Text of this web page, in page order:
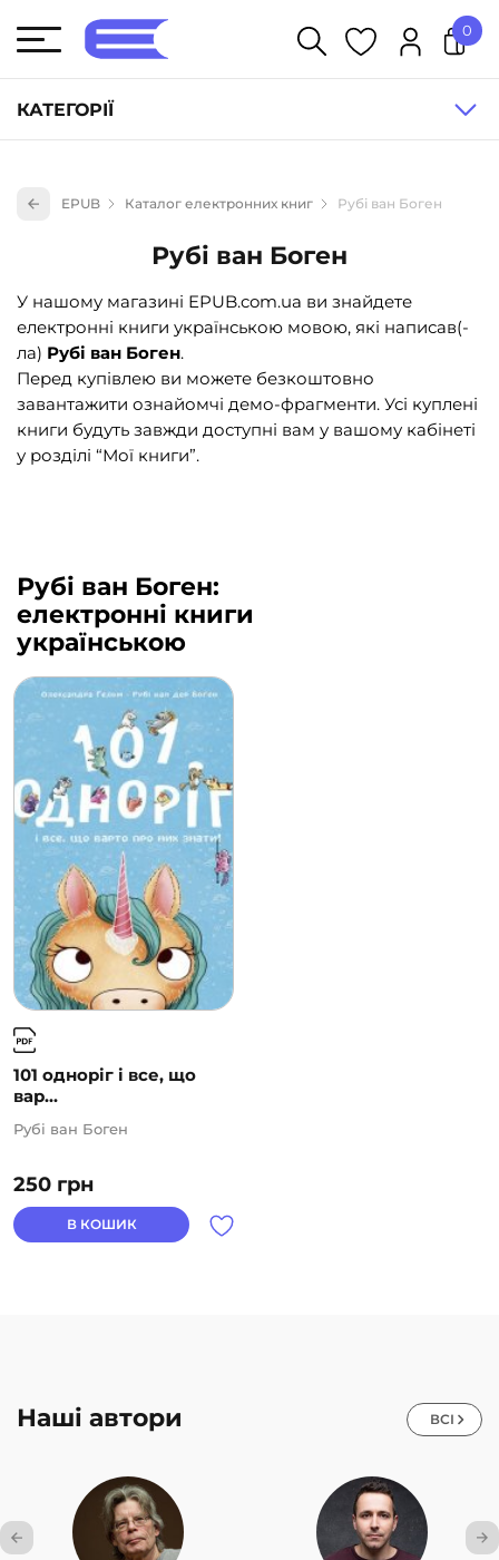
КАТЕГОРІЇ
Книги для дітей (833)
Книги для підлітків (240)
Науково-популярна література (1015)
Навчальна література та посібники (527)
Енциклопедії, довідники, словники (55)
Подарункові сертифікати (1)
0
EPUB Каталог електронних книг Рубі ван Боген
Рубі ван Боген
У нашому магазині EPUB.com.ua ви знайдете
електронні книги українською мовою, які написав(-
ла) Рубі ван Боген.
Перед купівлею ви можете безкоштовно
завантажити ознайомчі демо-фрагменти. Усі куплені
книги будуть завжди доступні вам у вашому кабінеті
у розділі “Мої книги”.
Рубі ван Боген:
електронні книги
українською
101 одноріг і все, що
вар...
250 грн
Рубі ван Боген
В КОШИК
Наші автори ВСІ